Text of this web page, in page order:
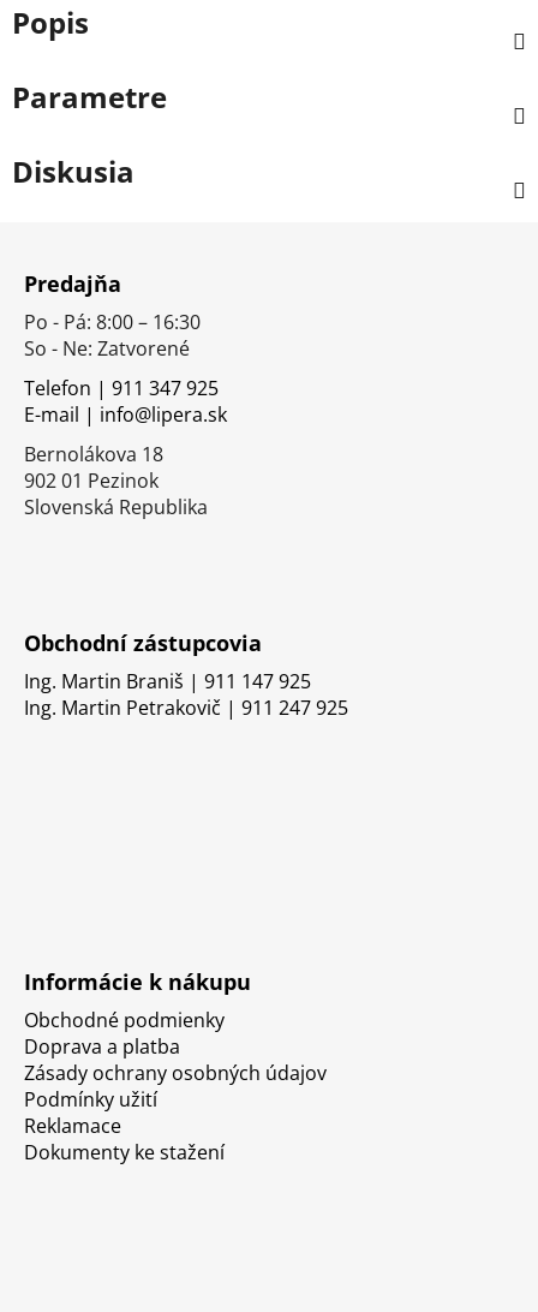
Popis
Parametre
Diskusia
Predajňa
Po - Pá: 8:00 – 16:30
So - Ne: Zatvorené
Telefon | 911 347 925
E-mail | info@lipera.sk
Bernolákova 18
902 01 Pezinok
Slovenská Republika
Obchodní zástupcovia
Ing. Martin Braniš | 911 147 925
Ing. Martin Petrakovič | 911 247 925
Informácie k nákupu
Obchodné podmienky
Doprava a platba
Zásady ochrany osobných údajov
Podmínky užití
Reklamace
Dokumenty ke stažení